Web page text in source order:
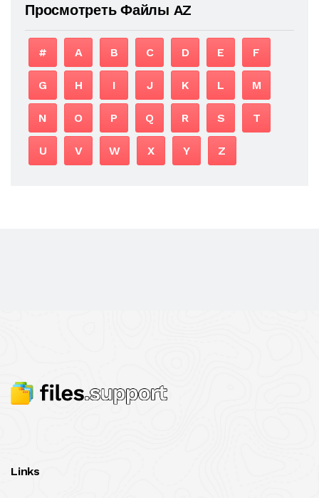
Просмотреть Файлы AZ
# A B C D E F
G H I J K L M
N O P Q R S T
U V W X Y Z
Links